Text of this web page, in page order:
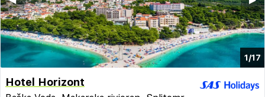
1/17
Hotel Horizont